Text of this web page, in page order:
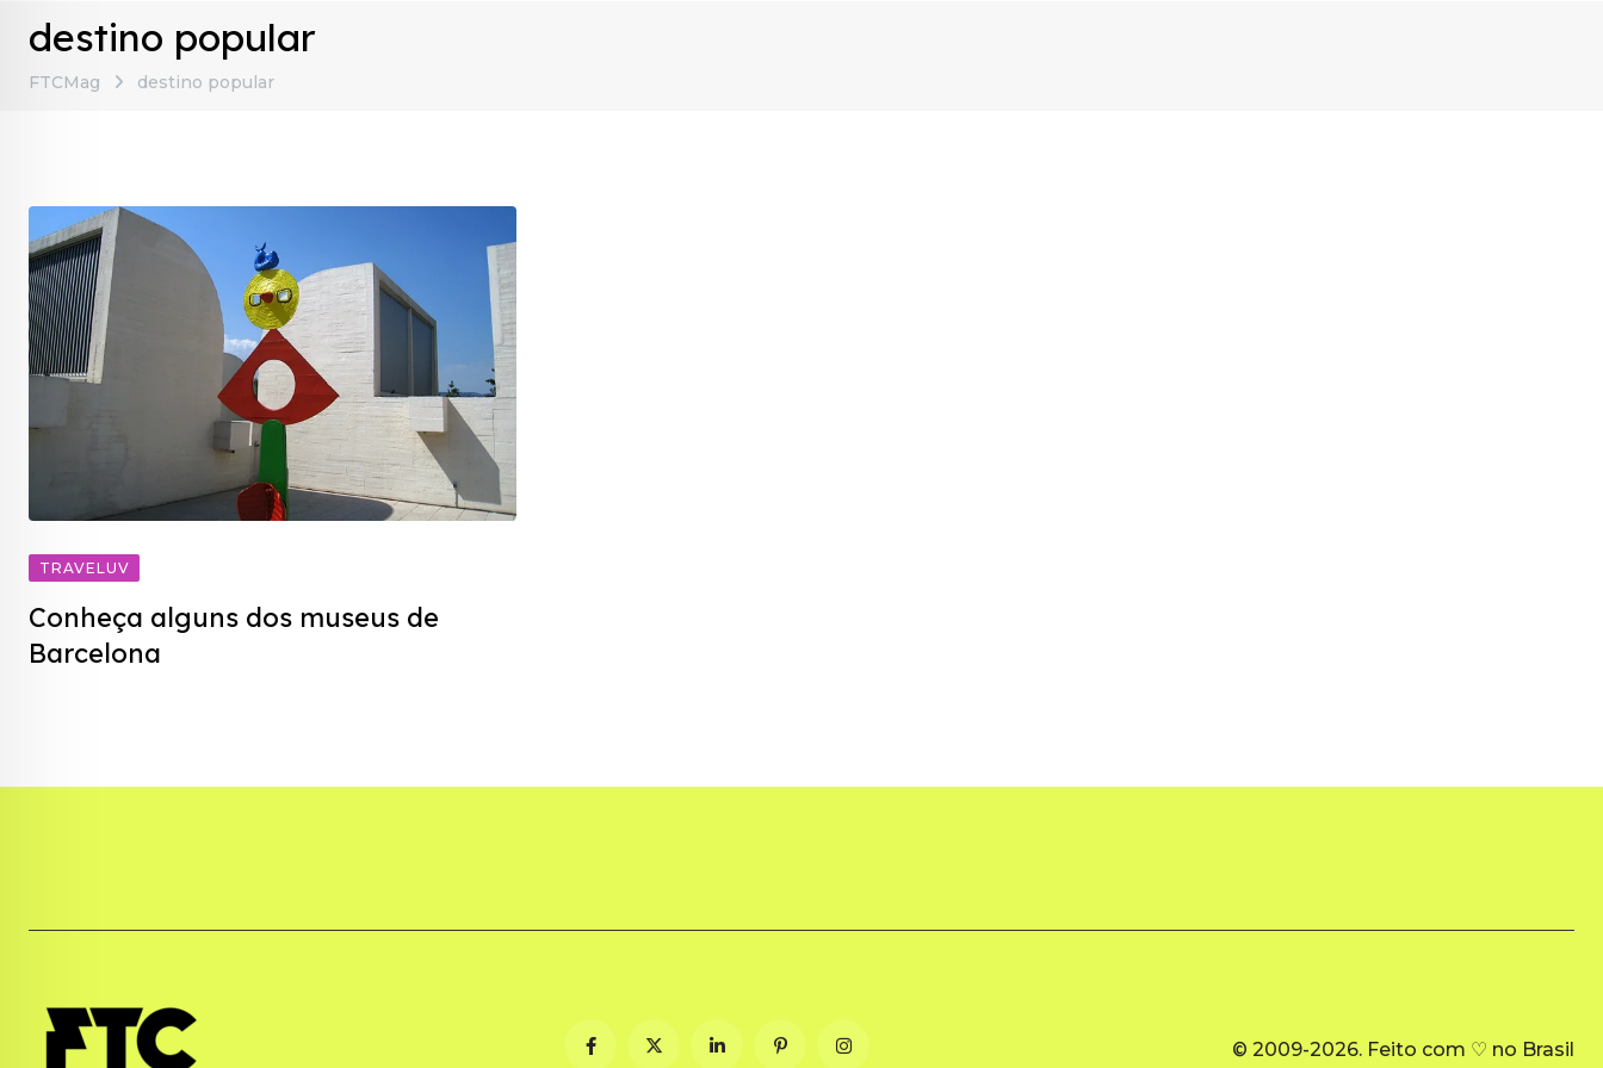
destino popular
FTCMag destino popular
TRAVELUV
Conheça alguns dos museus de
Barcelona
© 2009-2026. Feito com ♡ no Brasil